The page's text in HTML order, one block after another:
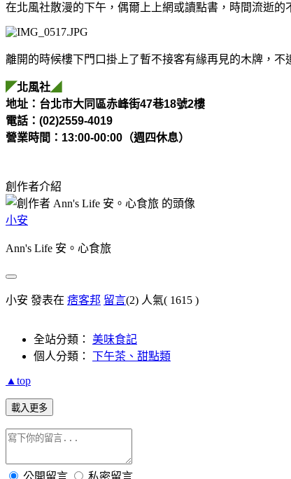
在北風社散漫的下午，偶爾上上網或讀點書，時間流逝
離開的時候樓下門口掛上了暫不接客有緣再見的木牌，
◤北風社◢
地址：台北市大同區赤峰街47巷18號2樓
電話：(02)2559-4019
營業時間：13:00-00:00（週四休息）
創作者介紹
小安
Ann's Life 安。心食旅
小安 發表在 痞客邦 留言(2) 人氣( 1615 )
全站分類： 美味食記
個人分類： 下午茶、甜點類
▲top
載入更多
公開留言 私密留言